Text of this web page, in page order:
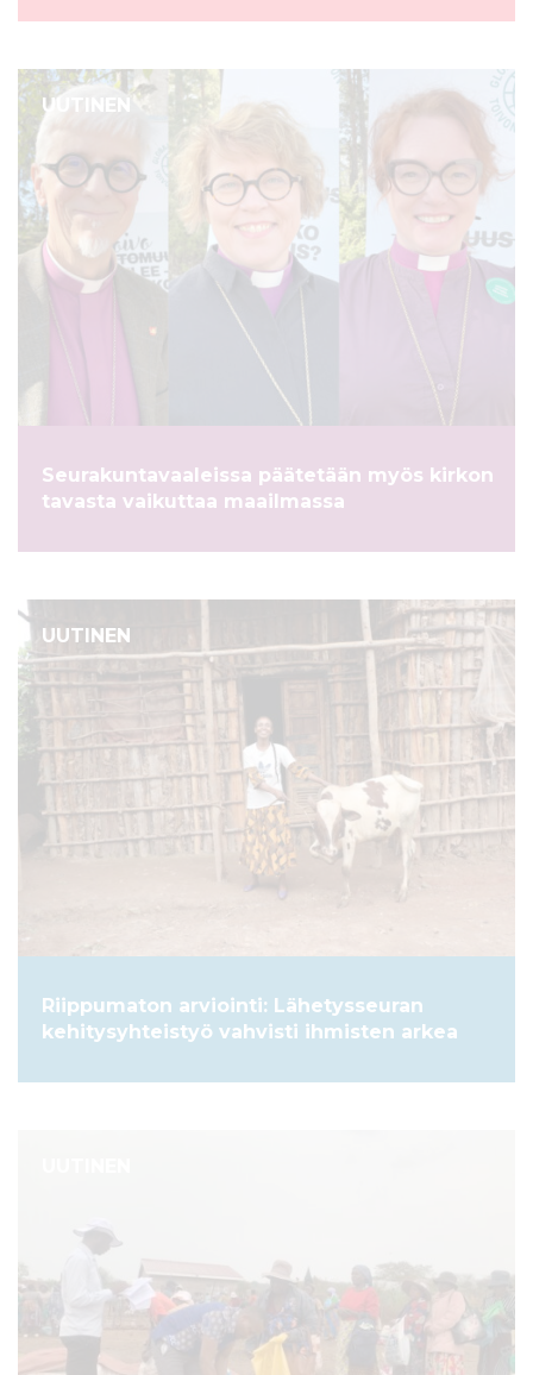
UUTINEN
Seurakuntavaaleissa päätetään myös kirkon
tavasta vaikuttaa maailmassa
UUTINEN
Riippumaton arviointi: Lähetysseuran
kehitysyhteistyö vahvisti ihmisten arkea